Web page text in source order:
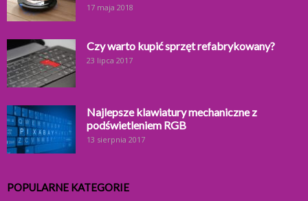
17 maja 2018
Czy warto kupić sprzęt refabrykowany?
23 lipca 2017
Najlepsze klawiatury mechaniczne z
podświetleniem RGB
13 sierpnia 2017
POPULARNE KATEGORIE